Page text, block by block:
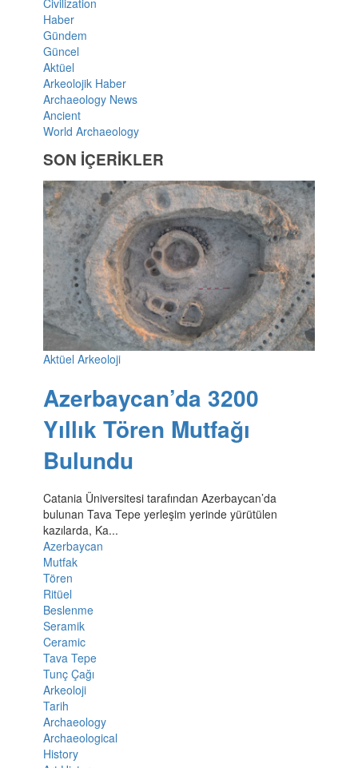
Civilization
Haber
Gündem
Güncel
Aktüel
Arkeolojik Haber
Archaeology News
Ancient
World Archaeology
SON İÇERİKLER
Aktüel Arkeoloji
Azerbaycan’da 3200
Yıllık Tören Mutfağı
Bulundu
Catania Üniversitesi tarafından Azerbaycan’da
bulunan Tava Tepe yerleşim yerinde yürütülen
kazılarda, Ka...
Azerbaycan
Mutfak
Tören
Ritüel
Beslenme
Seramik
Ceramic
Tava Tepe
Tunç Çağı
Arkeoloji
Tarih
Archaeology
Archaeological
History